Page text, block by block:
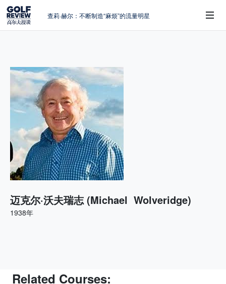
查莉·赫尔：不断制造“麻烦”的流量明星
AIG英国女子公开赛，一场大满贯的50年
蜕变
避暑北海道：原始森林中挥杆，美食与清
风作伴
迈克尔·沃夫瑞志 (Michael Wolveridge)
1938年
Related Courses: